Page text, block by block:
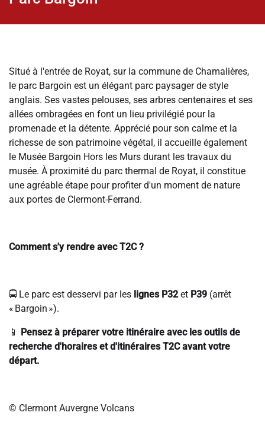
Situé à l'entrée de Royat, sur la commune de Chamalières,
le parc Bargoin est un élégant parc paysager de style
anglais. Ses vastes pelouses, ses arbres centenaires et ses
allées ombragées en font un lieu privilégié pour la
promenade et la détente. Apprécié pour son calme et la
richesse de son patrimoine végétal, il accueille également
le Musée Bargoin Hors les Murs durant les travaux du
musée. À proximité du parc thermal de Royat, il constitue
une agréable étape pour profiter d'un moment de nature
aux portes de Clermont-Ferrand.
Comment s'y rendre avec T2C ?
🚍 Le parc est desservi par les lignes P32et P39 (arrêt
« Bargoin »).
📱 Pensez à préparer votre itinéraire avec les outils de
recherche d'horaires et d'itinéraires T2C avant votre
départ.
© Clermont Auvergne Volcans